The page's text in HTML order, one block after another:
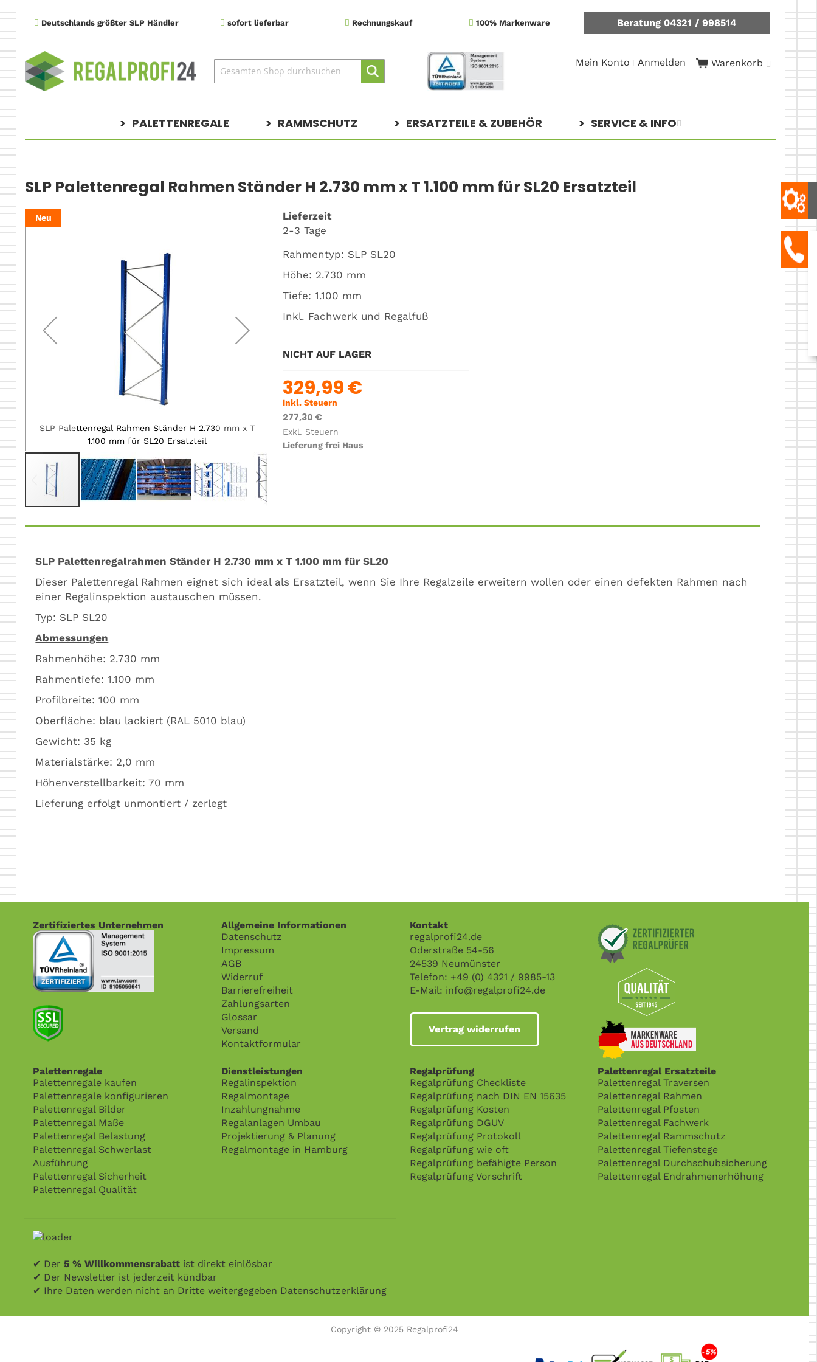
Direkt
Inhalt
Deutschlands größter SLP Händler sofort lieferbar Rechnungskauf 100% Markenware Beratung 04321 / 998514
Suche Warenkorb
Mein Konto Anmelden
PALETTENREGALE RAMMSCHUTZ ERSATZTEILE & ZUBEHÖR SERVICE & INFO
SLP Palettenregal Rahmen Ständer H 2.730 mm x T 1.100 mm für SL20 Ersatzteil
Zum
Ende
SLP Palettenregal Rahmen Ständer H 2.730 mm x T
1.100 mm für SL20 Ersatzteil
T
SLP Palettenregal Rahmen Ständer H 2.730 mm x T
1.100 mm für SL20 Ersatzteil
Anfang
springen
Neu
Lieferzeit
2-3 Tage
Rahmentyp: SLP SL20
Höhe: 2.730 mm
Tiefe: 1.100 mm
Inkl. Fachwerk und Regalfuß
NICHT AUF LAGER
329,99 €
Inkl. Steuern
277,30 €
Exkl. Steuern
Lieferung frei Haus
SLP Palettenregalrahmen Ständer H 2.730 mm x T 1.100 mm für SL20
Dieser Palettenregal Rahmen eignet sich ideal als Ersatzteil, wenn Sie Ihre Regalzeile erweitern wollen oder einen defekten Rahmen nach
einer Regalinspektion austauschen müssen.
Typ: SLP SL20
Abmessungen
Rahmenhöhe: 2.730 mm
Rahmentiefe: 1.100 mm
Profilbreite: 100 mm
Oberfläche: blau lackiert (RAL 5010 blau)
Gewicht: 35 kg
Materialstärke: 2,0 mm
Höhenverstellbarkeit: 70 mm
Lieferung erfolgt unmontiert / zerlegt
Zertifiziertes Unternehmen
Allgemeine Informationen
Datenschutz
Impressum
AGB
Widerruf
Barrierefreiheit
Zahlungsarten
Glossar
Versand
Kontaktformular
Kontakt
regalprofi24.de
Oderstraße 54-56
24539 Neumünster
Telefon: +49 (0) 4321 / 9985-13
E-Mail: info@regalprofi24.de
Vertrag widerrufen
Palettenregale
Palettenregale kaufen
Palettenregale konfigurieren
Palettenregal Bilder
Palettenregal Maße
Palettenregal Belastung
Palettenregal Schwerlast
Ausführung
Palettenregal Sicherheit
Palettenregal Qualität
Dienstleistungen
Regalinspektion
Regalmontage
Inzahlungnahme
Regalanlagen Umbau
Projektierung & Planung
Regalmontage in Hamburg
Regalprüfung
Regalprüfung Checkliste
Regalprüfung nach DIN EN 15635
Regalprüfung Kosten
Regalprüfung DGUV
Regalprüfung Protokoll
Regalprüfung wie oft
Regalprüfung befähigte Person
Regalprüfung Vorschrift
Palettenregal Ersatzteile
Palettenregal Traversen
Palettenregal Rahmen
Palettenregal Pfosten
Palettenregal Fachwerk
Palettenregal Rammschutz
Palettenregal Tiefenstege
Palettenregal Durchschubsicherung
Palettenregal Endrahmenerhöhung
✔ Der 5 % Willkommensrabattist direkt einlösbar
✔ Der Newsletter ist jederzeit kündbar
✔ Ihre Daten werden nicht an Dritte weitergegeben Datenschutzerklärung
Copyright © 2025 Regalprofi24